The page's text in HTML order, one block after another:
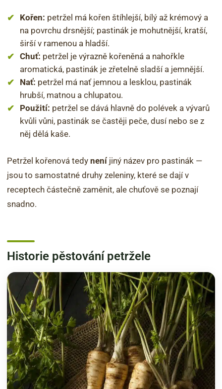
Kořen: petržel má kořen štíhlejší, bílý až krémový a
na povrchu drsnější; pastinák je mohutnější, kratší,
širší v ramenou a hladší.
Chuť: petržel je výrazně kořeněná a nahořkle
aromatická, pastinák je zřetelně sladší a jemnější.
Nať: petržel má nať jemnou a lesklou, pastinák
hrubší, matnou a chlupatou.
Použití: petržel se dává hlavně do polévek a vývarů
kvůli vůni, pastinák se častěji peče, dusí nebo se z
něj dělá kaše.
Petržel kořenová tedy není jiný název pro pastinák —
jsou to samostatné druhy zeleniny, které se dají v
receptech částečně zaměnit, ale chuťově se poznají
snadno.
Historie pěstování petržele